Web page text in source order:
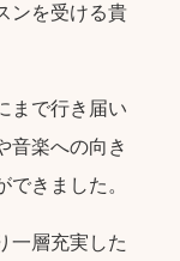
ンを受ける貴
まで行き届い
音楽への向き
きました。
一層充実した